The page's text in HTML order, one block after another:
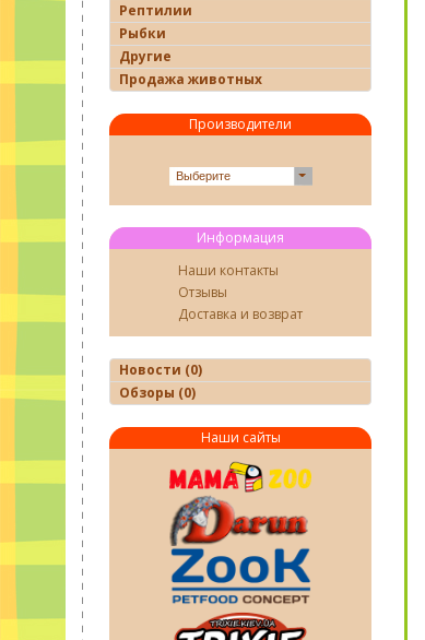
Рептилии
Рыбки
Другие
Продажа животных
Производители
Выберите
Информация
Наши контакты
Отзывы
Доставка и возврат
Новости (0)
Обзоры (0)
Наши сайты